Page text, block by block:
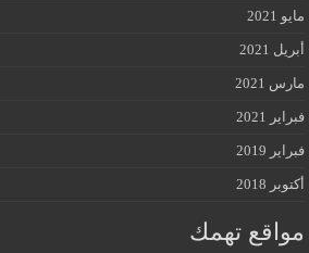
مايو 2021
أبريل 2021
مارس 2021
فبراير 2021
فبراير 2019
أكتوبر 2018
مواقع تهمك